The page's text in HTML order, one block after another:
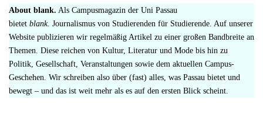
About blank. Als Campusmagazin der Uni Passau
bietet blank. Journalismus von Studierenden für Studierende. Auf unserer
Website publizieren wir regelmäßig Artikel zu einer großen Bandbreite an
Themen. Diese reichen von Kultur, Literatur und Mode bis hin zu
Politik, Gesellschaft, Veranstaltungen sowie dem aktuellen Campus-
Geschehen. Wir schreiben also über (fast) alles, was Passau bietet und
bewegt – und das ist weit mehr als es auf den ersten Blick scheint.